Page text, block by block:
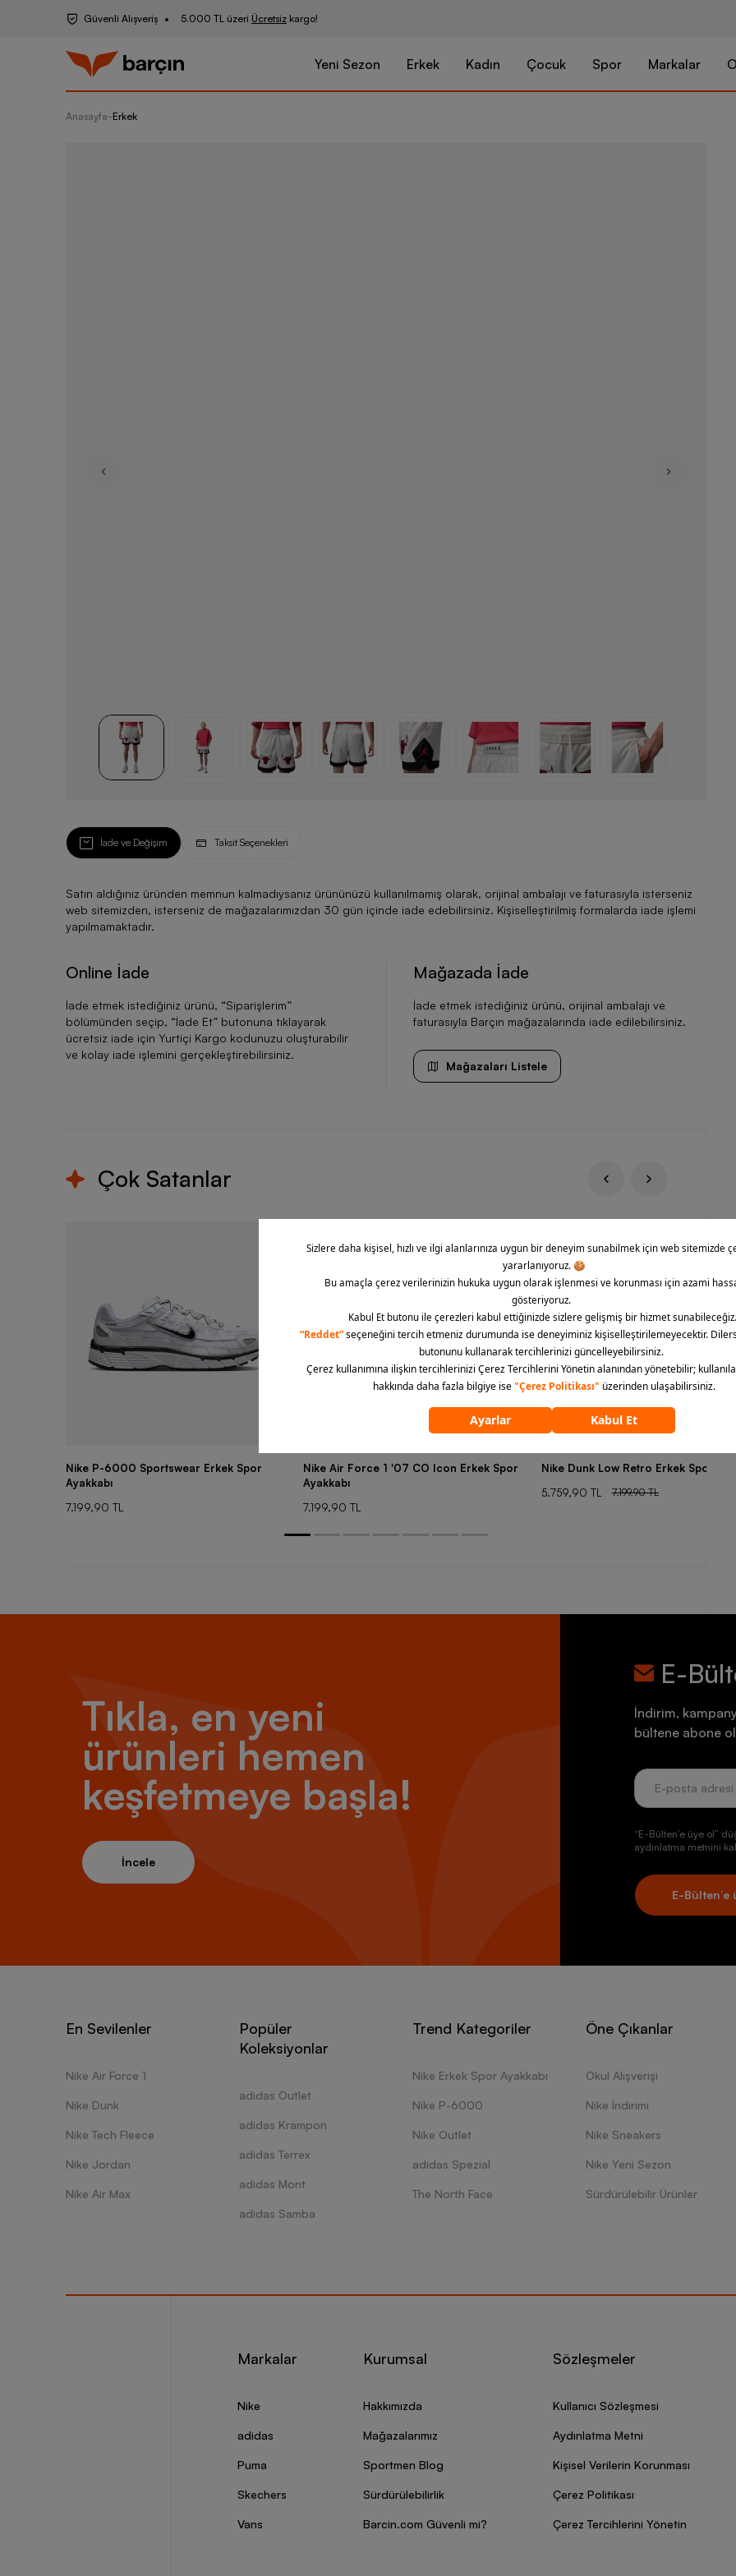
Güvenli Alışveriş 5.000 TL üzeri Ücretsiz kargo!
Yeni Sezon Erkek Kadın Çocuk Spor Markalar
Anasayfa-Erkek
Nike
İade ve Değişim Taksit Seçenekleri
Satın aldığınız üründen memnun kalmadıysanız ürününüzü kullanılmamış olarak, orijinal ambalajı ve faturasıyla isterseniz
web sitemizden, isterseniz de mağazalarımızdan 30 gün içinde iade edebilirsiniz. Kişiselleştirilmiş formalarda iade işlemi
yapılmamaktadır.
Online İade
İade etmek istediğiniz ürünü, “Siparişlerim”
bölümünden seçip, “İade Et” butonuna tıklayarak
ücretsiz iade için Yurtiçi Kargo kodunuzu oluşturabilir
ve kolay iade işlemini gerçekleştirebilirsiniz.
Mağazada İade
İade etmek istediğiniz ürünü, orijinal ambalajı ve
faturasıyla Barçın mağazalarında iade edilebilirsiniz.
Mağazaları Listele
Çok Satanlar
Nike P-6000 Sportswear Erkek Spor
Ayakkabı
7.199,90 TL
Nike Air Force 1 '07 CO Icon Erkek Spor
Ayakkabı
7.199,90 TL
Nike Dunk Low Retro Erkek Spor
5.759,90 TL
7.199,90 TL
Tıkla, en yeni
ürünleri hemen
keşfetmeye başla!
İncele
E-
İndirim,
bültene abone
“E-Bülten’e üye ol”
aydınlatma metnini
E-Bülten’e
En Sevilenler
Nike Air Force 1
Nike Dunk
Nike Tech Fleece
Nike Jordan
Nike Air Max
Popüler
Koleksiyonlar
adidas Outlet
adidas Krampon
adidas Terrex
adidas Mont
adidas Samba
Trend Kategoriler
Nike Erkek Spor Ayakkabı
Nike P-6000
Nike Outlet
adidas Spezial
The North Face
Öne Çıkanlar
Okul Alışverişi
Nike İndirimi
Nike Sneakers
Nike Yeni Sezon
Sürdürülebilir Ürünler
Markalar
Nike
adidas
Puma
Skechers
Vans
Kurumsal
Hakkımızda
Mağazalarımız
Sportmen Blog
Sürdürülebilirlik
Barcin.com Güvenli mi?
Sözleşmeler
Kullanıcı Sözleşmesi
Aydınlatma Metni
Kişisel Verilerin Korunması
Çerez Politikası
Çerez Tercihlerini Yönetin